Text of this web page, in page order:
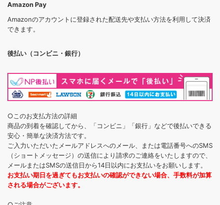
Amazon Pay
Amazonのアカウントに登録された配送先や支払い方法を利用して決済
できます。
後払い（コンビニ・銀行）
○このお支払方法の詳細
商品の到着を確認してから、「コンビニ」「銀行」などで後払いできる
安心・簡単な決済方法です。
ご入力いただいたメールアドレスへのメール、または電話番号へのSMS
（ショートメッセージ）の送信により請求のご連絡をいたしますので、
メールまたはSMSの送信日から14日以内にお支払いをお願いします。
お支払い期日を過ぎてもお支払いの確認ができない場合、手数料が加算
される場合がございます。